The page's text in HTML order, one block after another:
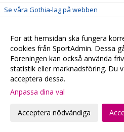
Se våra Gothia-lag på webben
#fbcfamiljen goes Gothia
God Jul & Gott Nytt År
Kansliet håller stängd
Hyllade VM-hjältar
Julklappstips 2 - Hushållsnära tjänster
Damerna vidare i SkM
För att hemsidan ska fungera
cookies från SportAdmin. Dessa
Föreningen kan också använda
statistik eller marknadsföring. Du
acceptera dessa.
Anpassa dina val
Acceptera nödvändiga